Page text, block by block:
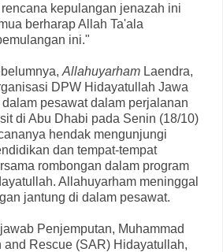
kepulangan jenazah ini
berharap Allah Ta'ala
ini."
Allahuyarham Laendra,
DPW Hidayatullah Jawa
pesawat dalam perjalanan
di Abu Dhabi pada Senin (18/10)
hendak mengunjungi
dan tempat-tempat
rombongan dalam program
Allahuyarham meninggal
jantung di dalam pesawat.
Penjemputan, Muhammad
and Rescue (SAR) Hidayatullah,